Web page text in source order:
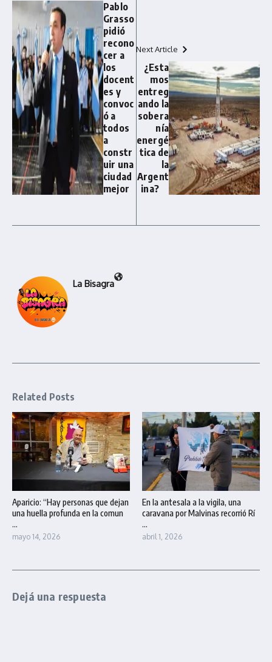
Pablo
Grasso
pidió
recono
cer a
los
docent
es y
convoc
ó a
todos
a
constr
uir una
ciudad
mejor
Next Article
¿Esta
mos
entreg
ando la
sobera
nía
energé
tica de
la
Argent
ina?
La Bisagra
Related Posts
Aparicio: “Hay personas que dejan
una huella profunda en la comun
...
mayo 14, 2026
En la antesala a la vigila, una
caravana por Malvinas recorrió Rí
...
abril 1, 2026
Dejá una respuesta